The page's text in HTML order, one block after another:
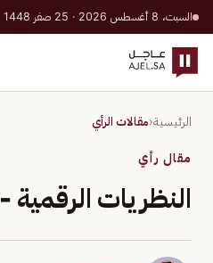
السبت، 8 أغسطس 2026 · 25 صفر 1448 هـ
الرئيسية‹مقالات الرأي
مقال رأي
النظريات الرقمية -2